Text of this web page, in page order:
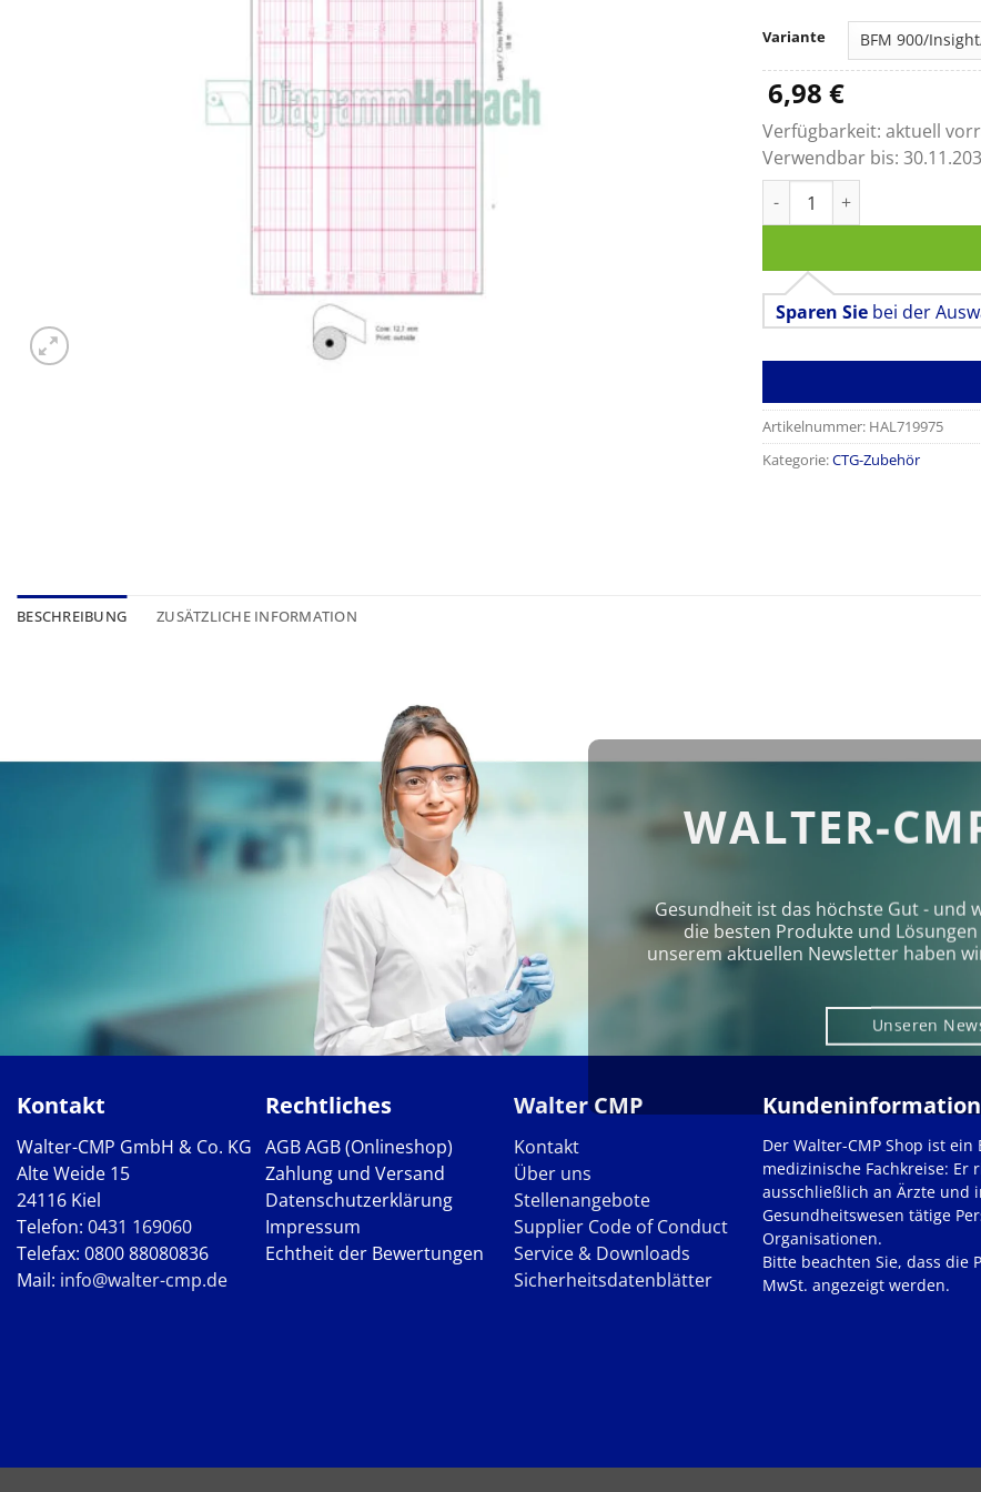
Variante
6,98 €
Verfügbarkeit: aktuell
Verwendbar bis:
Sparen Sie bei der
Artikelnummer: HAL719975
Kategorie:CTG-Zubehör
BESCHREIBUNG ZUSÄTZLICHE INFORMATION
WALTER-
Gesundheit ist das höchste Gut - und
die besten Produkte und
unserem aktuellen Newsletter haben
Unseren
Kontakt
Walter-CMP GmbH & Co. KG
Alte Weide 15
24116 Kiel
Telefon: 0431 169060
Telefax: 0800 88080836
Mail: info@walter-cmp.de
Rechtliches
AGBAGB (Onlineshop)
Zahlung und Versand
Datenschutzerklärung
Impressum
Echtheit der Bewertungen
Walter CMP
Kontakt
Über uns
Stellenangebote
Supplier Code of Conduct
Service & Downloads
Sicherheitsdatenblätter
Der Walter-CMP Shop ist ein
medizinische Fachkreise: Er
ausschließlich an Ärzte und
Gesundheitswesen tätige
Organisationen.
Bitte beachten Sie, dass die
MwSt. angezeigt werden.